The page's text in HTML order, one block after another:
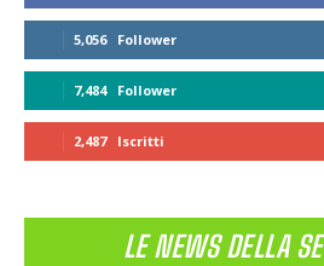
5,056 Follower
7,484 Follower
2,487 Iscritti
LE NEWS DELLA